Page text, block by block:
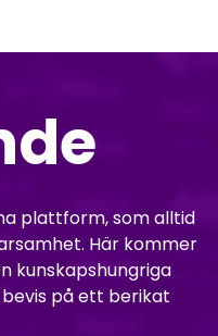
plattform, som alltid
Här kommer
kunskapshungriga
på ett berikat